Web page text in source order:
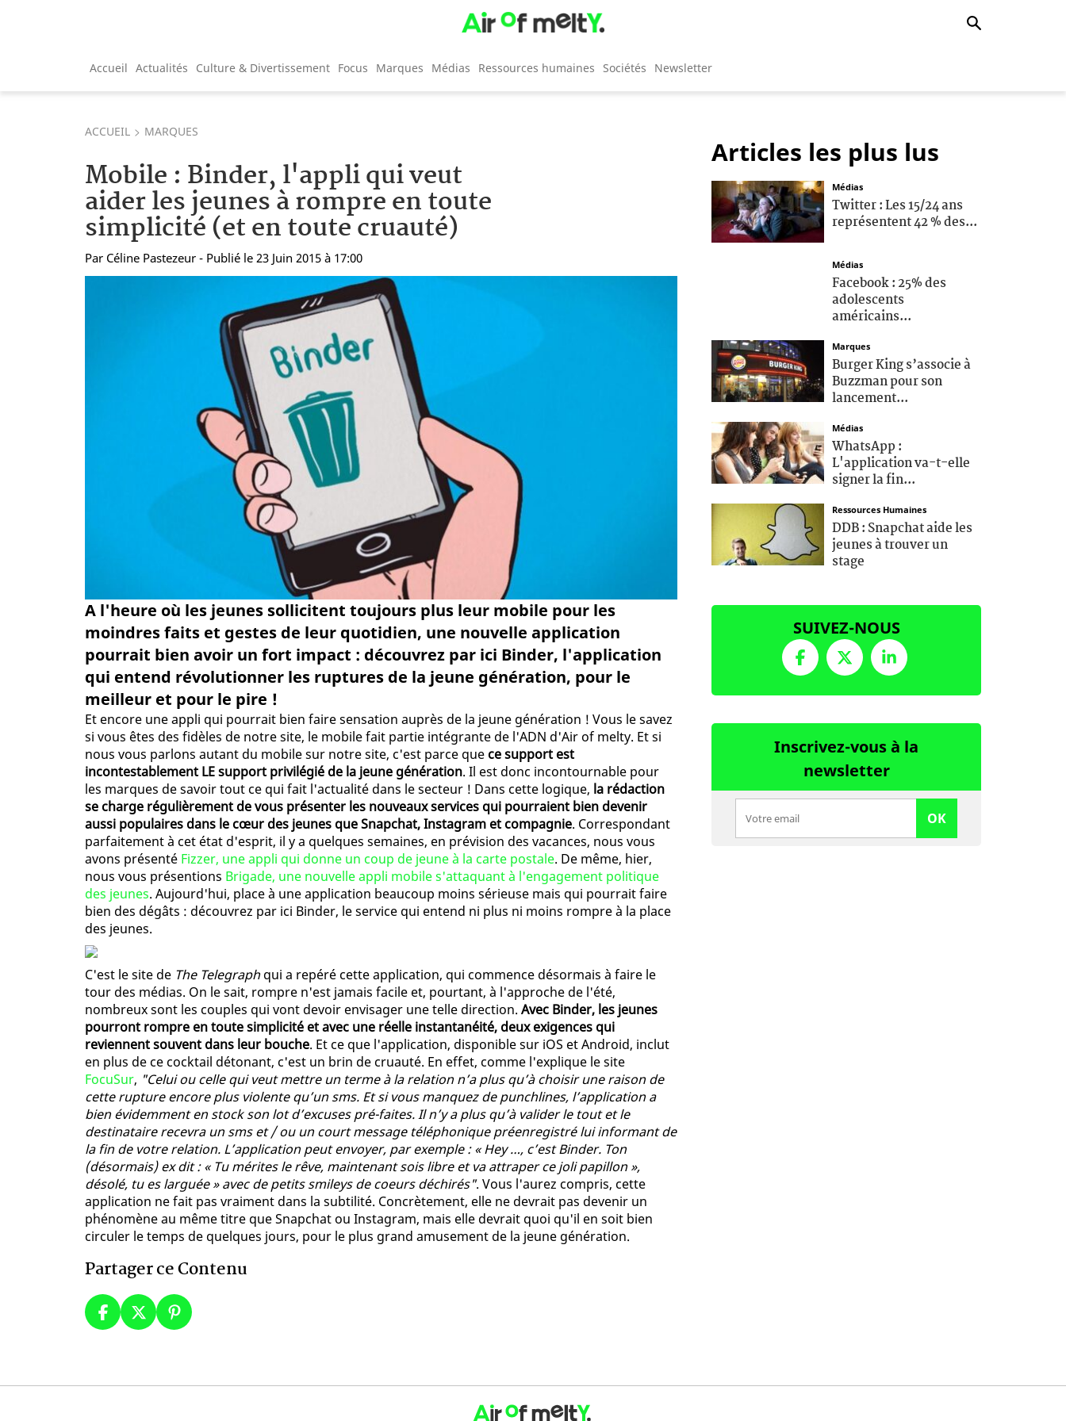
Accueil Actualités Culture & Divertissement Focus Marques Médias Ressources humaines Sociétés Newsletter
ACCUEIL MARQUES
Mobile : Binder, l'appli qui veut
aider les jeunes à rompre en toute
simplicité (et en toute cruauté)
Par Céline Pastezeur - Publié le 23 Juin 2015 à 17:00
A l'heure où les jeunes sollicitent toujours plus leur mobile pour les
moindres faits et gestes de leur quotidien, une nouvelle application
pourrait bien avoir un fort impact : découvrez par ici Binder, l'application
qui entend révolutionner les ruptures de la jeune génération, pour le
meilleur et pour le pire !
Et encore une appli qui pourrait bien faire sensation auprès de la jeune génération ! Vous le savez
si vous êtes des fidèles de notre site, le mobile fait partie intégrante de l'ADN d'Air of melty. Et si
nous vous parlons autant du mobile sur notre site, c'est parce que ce support est
incontestablement LE support privilégié de la jeune génération. Il est donc incontournable pour
les marques de savoir tout ce qui fait l'actualité dans le secteur ! Dans cette logique, la rédaction
se charge régulièrement de vous présenter les nouveaux services qui pourraient bien devenir
aussi populaires dans le cœur des jeunes que Snapchat, Instagram et compagnie. Correspondant
parfaitement à cet état d'esprit, il y a quelques semaines, en prévision des vacances, nous vous
avons présenté Fizzer, une appli qui donne un coup de jeune à la carte postale. De même, hier,
nous vous présentions Brigade, une nouvelle appli mobile s'attaquant à l'engagement politique
des jeunes. Aujourd'hui, place à une application beaucoup moins sérieuse mais qui pourrait faire
bien des dégâts : découvrez par ici Binder, le service qui entend ni plus ni moins rompre à la place
des jeunes.
C'est le site de The Telegraphqui a repéré cette application, qui commence désormais à faire le
tour des médias. On le sait, rompre n'est jamais facile et, pourtant, à l'approche de l'été,
nombreux sont les couples qui vont devoir envisager une telle direction. Avec Binder, les jeunes
pourront rompre en toute simplicité et avec une réelle instantanéité, deux exigences qui
reviennent souvent dans leur bouche. Et ce que l'application, disponible sur iOS et Android, inclut
en plus de ce cocktail détonant, c'est un brin de cruauté. En effet, comme l'explique le site
FocuSur, "Celui ou celle qui veut mettre un terme à la relation n’a plus qu’à choisir une raison de
cette rupture encore plus violente qu’un sms. Et si vous manquez de punchlines, l’application a
bien évidemment en stock son lot d’excuses pré-faites. Il n’y a plus qu’à valider le tout et le
destinataire recevra un sms et / ou un court message téléphonique préenregistré lui informant de
la fin de votre relation. L’application peut envoyer, par exemple : « Hey …, c’est Binder. Ton
(désormais) ex dit : « Tu mérites le rêve, maintenant sois libre et va attraper ce joli papillon »,
désolé, tu es larguée » avec de petits smileys de coeurs déchirés". Vous l'aurez compris, cette
application ne fait pas vraiment dans la subtilité. Concrètement, elle ne devrait pas devenir un
phénomène au même titre que Snapchat ou Instagram, mais elle devrait quoi qu'il en soit bien
circuler le temps de quelques jours, pour le plus grand amusement de la jeune génération.
Partager ce Contenu
Articles les plus lus
Médias
Twitter : Les 15/24 ans
représentent 42 % des...
Médias
Facebook : 25% des
adolescents
américains...
Marques
Burger King s’associe à
Buzzman pour son
lancement...
Médias
WhatsApp :
L'application va-t-elle
signer la fin...
Ressources Humaines
DDB : Snapchat aide les
jeunes à trouver un
stage
SUIVEZ-NOUS
Inscrivez-vous à la
newsletter
OK